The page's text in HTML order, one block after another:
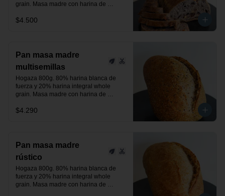
grain. Masa madre con harina de
y nuez.
$4.500
Pan masa madre
multisemillas
Hogaza 800g. 80% harina blanca de
fuerza y 20% harina integral whole
grain. Masa madre con harina de
chía y sésamo tostado, previamente
$4.290
Pan masa madre
rústico
Hogaza 800g. 80% harina blanca de
fuerza y 20% harina integral whole
grain. Masa madre con harina de